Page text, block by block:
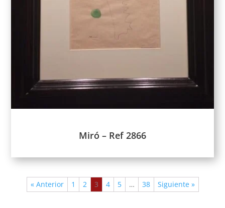
Miró – Ref 2866
« Anterior 1 2 3 4 5 … 38 Siguiente »